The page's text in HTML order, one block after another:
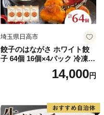
埼玉県日高市
餃子のはながさ ホワイト餃
子 64個 16個×4パック 冷凍
中華 点心 B級グルメ ご当地
野菜 おつまみ おかず 簡単調
ー ギフト お取り寄せ 日高市
14,000円